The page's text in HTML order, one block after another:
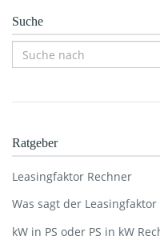
Suche
Ratgeber
Leasingfaktor Rechner
Was sagt der
kW in PS oder PS in kW